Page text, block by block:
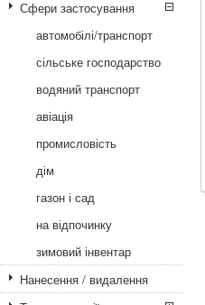
Сфери застосування
автомобілі/транспорт
сільське господарство
водяний транспорт
авіація
промисловість
дім
газон і сад
на відпочинку
зимовий інвентар
Нанесення / видалення